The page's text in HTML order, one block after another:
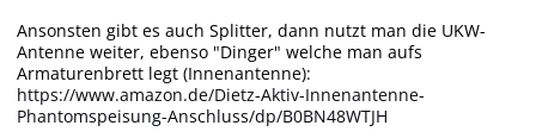
Ansonsten gibt es auch Splitter, dann nutzt man die UKW-
Antenne weiter, ebenso "Dinger" welche man aufs
Armaturenbrett legt (Innenantenne):
https://www.amazon.de/Dietz-Aktiv-Innenantenne-
Phantomspeisung-Anschluss/dp/B0BN48WTJH